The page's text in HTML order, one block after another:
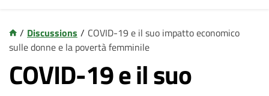
/ Discussions / COVID-19 e il suo impatto economico
sulle donne e la povertà femminile
COVID-19 e il suo